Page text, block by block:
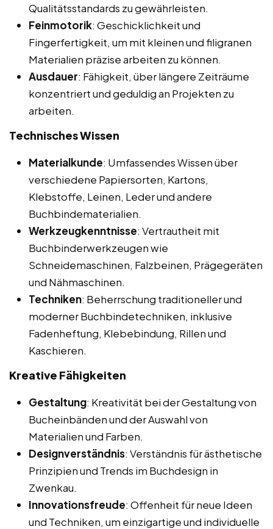
Qualitätsstandards zu gewährleisten.
Feinmotorik: Geschicklichkeit und
Fingerfertigkeit, um mit kleinen und filigranen
Materialien präzise arbeiten zu können.
Ausdauer: Fähigkeit, über längere Zeiträume
konzentriert und geduldig an Projekten zu
arbeiten.
Technisches Wissen
Materialkunde: Umfassendes Wissen über
verschiedene Papiersorten, Kartons,
Klebstoffe, Leinen, Leder und andere
Buchbindematerialien.
Werkzeugkenntnisse: Vertrautheit mit
Buchbinderwerkzeugen wie
Schneidemaschinen, Falzbeinen, Prägegeräten
und Nähmaschinen.
Techniken: Beherrschung traditioneller und
moderner Buchbindetechniken, inklusive
Fadenheftung, Klebebindung, Rillen und
Kaschieren.
Kreative Fähigkeiten
Gestaltung: Kreativität bei der Gestaltung von
Bucheinbänden und der Auswahl von
Materialien und Farben.
Designverständnis: Verständnis für ästhetische
Prinzipien und Trends im Buchdesign in
Zwenkau.
Innovationsfreude: Offenheit für neue Ideen
und Techniken, um einzigartige und individuelle